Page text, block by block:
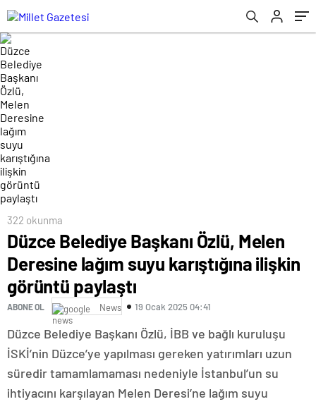
322 okunma
Düzce Belediye Başkanı Özlü, Melen
Deresine lağım suyu karıştığına ilişkin
görüntü paylaştı
ABONE OL News 19 Ocak 2025 04:41
Düzce Belediye Başkanı Özlü, İBB ve bağlı kuruluşu
İSKİ’nin Düzce’ye yapılması gereken yatırımları uzun
süredir tamamlamaması nedeniyle İstanbul’un su
ihtiyacını karşılayan Melen Deresi’ne lağım suyu